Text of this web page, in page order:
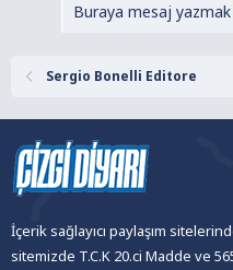
Buraya mesaj
Sergio Bonelli Editore
İçerik sağlayıcı paylaşım
sitemizde T.C.K 20.ci Madde ve